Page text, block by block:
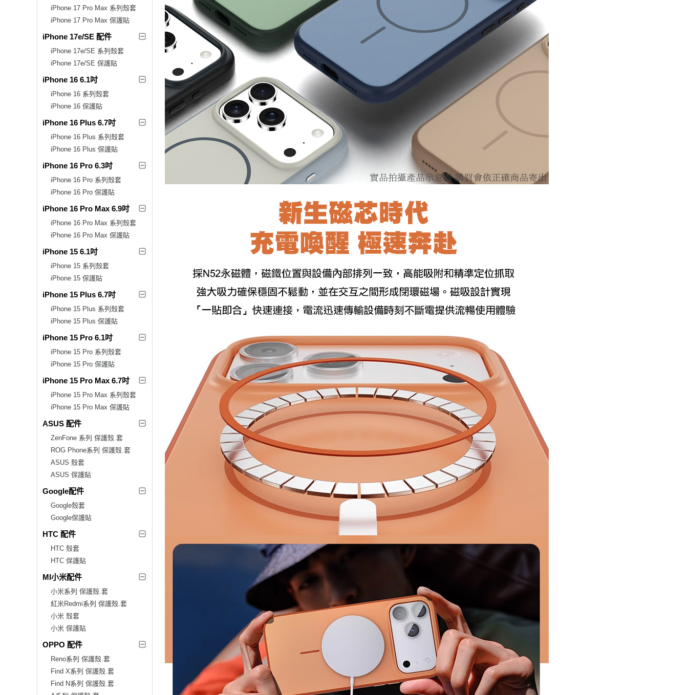
iPhone 17 Pro Max 系列殼套
iPhone 17 Pro Max 保護貼
iPhone 17e/SE 配件
iPhone 17e/SE 系列殼套
iPhone 17e/SE 保護貼
iPhone 16 6.1吋
iPhone 16 系列殼套
iPhone 16 保護貼
iPhone 16 Plus 6.7吋
iPhone 16 Plus 系列殼套
iPhone 16 Plus 保護貼
iPhone 16 Pro 6.3吋
iPhone 16 Pro 系列殼套
iPhone 16 Pro 保護貼
iPhone 16 Pro Max 6.9吋
iPhone 16 Pro Max 系列殼套
iPhone 16 Pro Max 保護貼
iPhone 15 6.1吋
iPhone 15 系列殼套
iPhone 15 保護貼
iPhone 15 Plus 6.7吋
iPhone 15 Plus 系列殼套
iPhone 15 Plus 保護貼
iPhone 15 Pro 6.1吋
iPhone 15 Pro 系列殼套
iPhone 15 Pro 保護貼
iPhone 15 Pro Max 6.7吋
iPhone 15 Pro Max 系列殼套
iPhone 15 Pro Max 保護貼
ASUS 配件
ZenFone 系列 保護殼.套
ROG Phone系列 保護殼.套
ASUS 殼套
ASUS 保護貼
Google配件
Google殼套
Google保護貼
HTC 配件
HTC 殼套
HTC 保護貼
MI小米配件
小米系列 保護殼.套
紅米Redmi系列 保護殼.套
小米 殼套
小米 保護貼
OPPO 配件
Reno系列 保護殼.套
Find X系列 保護殼.套
Find N系列 保護殼.套